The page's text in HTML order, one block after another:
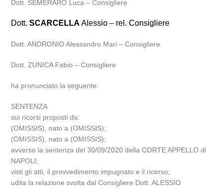
Dott. SEMERARO Luca – Consigliere
Dott.SCARCELLA Alessio – rel. Consigliere
Dott. ANDRONIO Alessandro Mari – Consigliere
Dott. ZUNICA Fabio – Consigliere
ha pronunciato la seguente:
SENTENZA
sui ricorsi proposti da:
(OMISSIS), nato a (OMISSIS);
(OMISSIS), nato a (OMISSIS);
avverso la sentenza del 30/09/2020 della CORTE APPELLO di
NAPOLI;
visti gli atti, il provvedimento impugnato e il ricorso;
udita la relazione svolta dal Consigliere Dott. ALESSIO